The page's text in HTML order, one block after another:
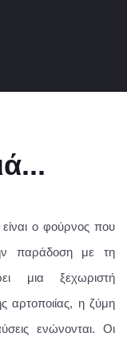
ο φούρνος που
παράδοση με τη
μια ξεχωριστή
αρτοποιίας, η ζύμη
ενώνονται. Οι